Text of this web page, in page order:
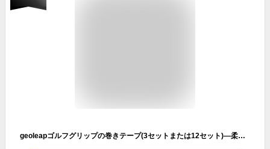
geoleapゴルフグリップの巻きテープ(3セットまたは12セット)―柔らかいポリウレタン製テープは、グリップ交換に関するより便利な方案であ